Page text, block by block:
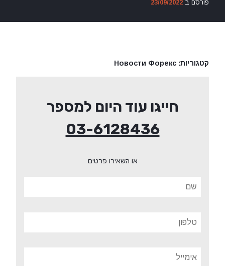
פורסם ב 23/09/2022
קטגוריות: Новости Форекс
חייגו עוד היום למספר
03-6128436
או השאירו פרטים